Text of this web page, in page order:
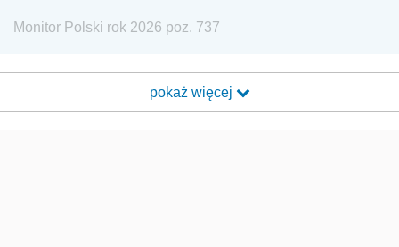
Monitor Polski rok 2026 poz. 737
pokaż więcej